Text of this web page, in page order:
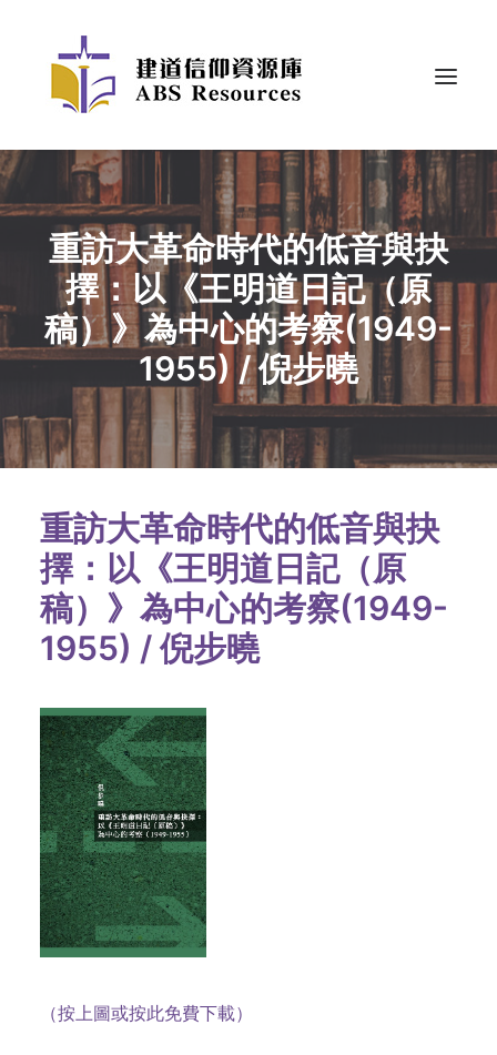
重訪大革命時代的低音與抉
擇：以《王明道日記（原
稿）》為中心的考察(1949-
1955) / 倪步曉
重訪大革命時代的低音與抉
擇：以《王明道日記（原
稿）》為中心的考察(1949-
1955) /倪步曉
（按上圖或按此免費下載）